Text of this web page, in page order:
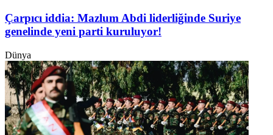
Çarpıcı iddia: Mazlum Abdi liderliğinde Suriye
genelinde yeni parti kuruluyor!
Dünya